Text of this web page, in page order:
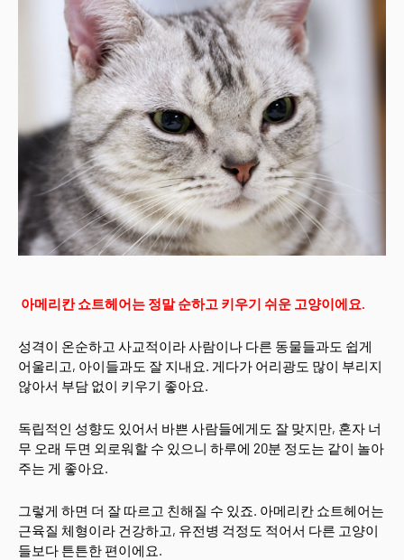
아메리칸 쇼트헤어는 정말 순하고 키우기 쉬운 고양이에요.
성격이 온순하고 사교적이라 사람이나 다른 동물들과도 쉽게
어울리고, 아이들과도 잘 지내요. 게다가 어리광도 많이 부리지
않아서 부담 없이 키우기 좋아요.
독립적인 성향도 있어서 바쁜 사람들에게도 잘 맞지만, 혼자 너
무 오래 두면 외로워할 수 있으니 하루에 20분 정도는 같이 놀아
주는 게 좋아요.
그렇게 하면 더 잘 따르고 친해질 수 있죠. 아메리칸 쇼트헤어는
근육질 체형이라 건강하고, 유전병 걱정도 적어서 다른 고양이
들보다 튼튼한 편이에요.